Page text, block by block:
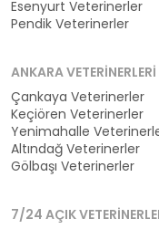
Esenyurt Veterinerler
Pendik Veterinerler
ANKARA VETERINERLERI
Çankaya Veterinerler
Keçiören Veterinerler
Yenimahalle
Altındağ Veterinerler
Gölbaşı Veterinerler
7/24 AÇIK